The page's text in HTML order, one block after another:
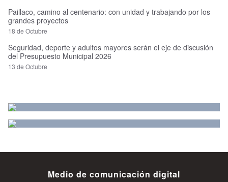
Paillaco, camino al centenario: con unidad y trabajando por los
grandes proyectos
18 de Octubre
Seguridad, deporte y adultos mayores serán el eje de discusión
del Presupuesto Municipal 2026
13 de Octubre
Medio de comunicación digital